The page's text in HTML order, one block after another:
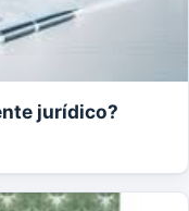
jurídico?